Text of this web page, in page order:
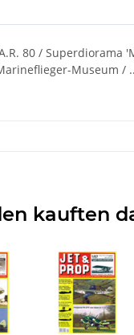
80 / Superdiorama
Museum
kauften